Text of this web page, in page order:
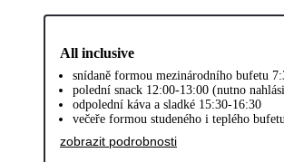
All inclusive
snídaně formou mezinárodního bufetu
polední snack 12:00-13:00 (nutno
odpolední káva a sladké 15:30-16:30
večeře formou studeného i teplého
zobrazit podrobnosti